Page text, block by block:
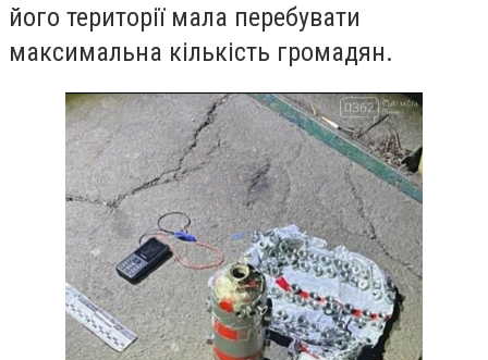
його території мала перебувати
максимальна кількість громадян.